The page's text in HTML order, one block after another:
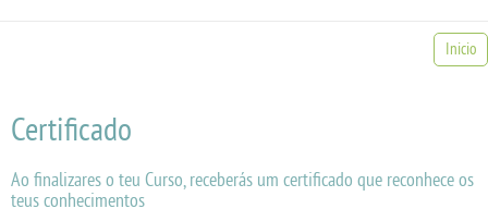
Inicio
Certificado
Ao finalizares o teu Curso, receberás um certificado que reconhece os
teus conhecimentos